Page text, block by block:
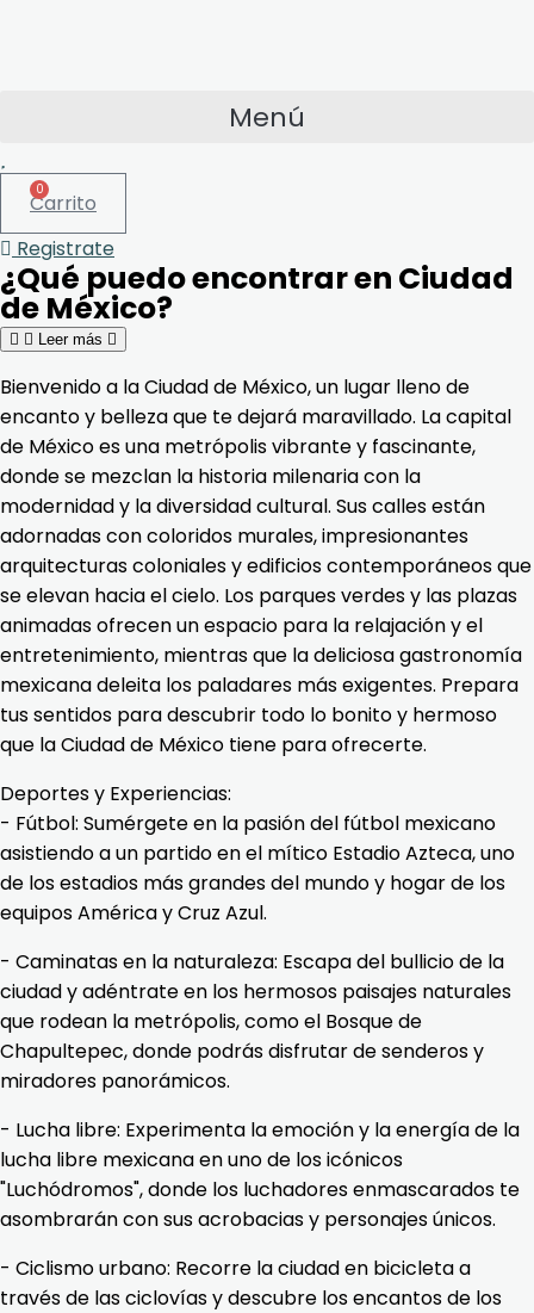
Menú
0
Carrito
Registrate
¿Qué puedo encontrar en Ciudad
de México?
Leer más
Bienvenido a la Ciudad de México, un lugar lleno de
encanto y belleza que te dejará maravillado. La capital
de México es una metrópolis vibrante y fascinante,
donde se mezclan la historia milenaria con la
modernidad y la diversidad cultural. Sus calles están
adornadas con coloridos murales, impresionantes
arquitecturas coloniales y edificios contemporáneos que
se elevan hacia el cielo. Los parques verdes y las plazas
animadas ofrecen un espacio para la relajación y el
entretenimiento, mientras que la deliciosa gastronomía
mexicana deleita los paladares más exigentes. Prepara
tus sentidos para descubrir todo lo bonito y hermoso
que la Ciudad de México tiene para ofrecerte.
Deportes y Experiencias:
- Fútbol: Sumérgete en la pasión del fútbol mexicano
asistiendo a un partido en el mítico Estadio Azteca, uno
de los estadios más grandes del mundo y hogar de los
equipos América y Cruz Azul.
- Caminatas en la naturaleza: Escapa del bullicio de la
ciudad y adéntrate en los hermosos paisajes naturales
que rodean la metrópolis, como el Bosque de
Chapultepec, donde podrás disfrutar de senderos y
miradores panorámicos.
- Lucha libre: Experimenta la emoción y la energía de la
lucha libre mexicana en uno de los icónicos
"Luchódromos", donde los luchadores enmascarados te
asombrarán con sus acrobacias y personajes únicos.
- Ciclismo urbano: Recorre la ciudad en bicicleta a
través de las ciclovías y descubre los encantos de los